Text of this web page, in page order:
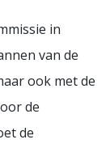
in
van de
ook met de
de
de